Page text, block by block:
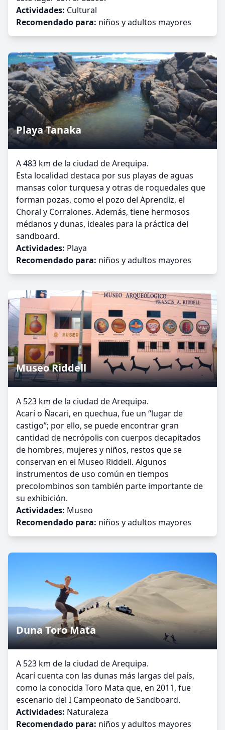
Actividades: Cultural
Recomendado para: niños y adultos mayores
Playa Tanaka
A 483 km de la ciudad de Arequipa.
Esta localidad destaca por sus playas de aguas
mansas color turquesa y otras de roquedales que
forman pozas, como el pozo del Aprendiz, el
Choral y Corralones. Además, tiene hermosos
médanos y dunas, ideales para la práctica del
sandboard.
Actividades: Playa
Recomendado para: niños y adultos mayores
Museo Riddell
A 523 km de la ciudad de Arequipa.
Acarí o Ñacari, en quechua, fue un “lugar de
castigo”; por ello, se puede encontrar gran
cantidad de necrópolis con cuerpos decapitados
de hombres, mujeres y niños, restos que se
conservan en el Museo Riddell. Algunos
instrumentos de uso común en tiempos
precolombinos son también parte importante de
su exhibición.
Actividades: Museo
Recomendado para: niños y adultos mayores
Duna Toro Mata
A 523 km de la ciudad de Arequipa.
Acarí cuenta con las dunas más largas del país,
como la conocida Toro Mata que, en 2011, fue
escenario del I Campeonato de Sandboard.
Actividades: Naturaleza
Recomendado para: niños y adultos mayores